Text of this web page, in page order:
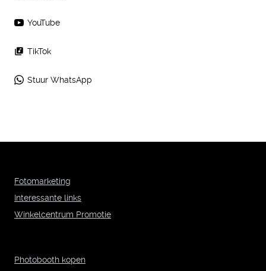
YouTube
TikTok
Stuur WhatsApp
Fotomarketing
Interessante links
Winkelcentrum Promotie
Photobooth kopen